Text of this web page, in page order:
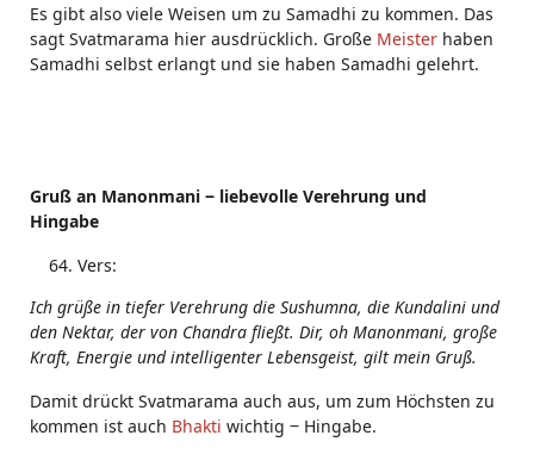
Es gibt also viele Weisen um zu Samadhi zu kommen. Das
sagt Svatmarama hier ausdrücklich. Große Meister haben
Samadhi selbst erlangt und sie haben Samadhi gelehrt.
Gruß an Manonmani ‒ liebevolle Verehrung und
Hingabe
Vers:
Ich grüße in tiefer Verehrung die Sushumna, die Kundalini und
den Nektar, der von Chandra fließt. Dir, oh Manonmani, große
Kraft, Energie und intelligenter Lebensgeist, gilt mein Gruß.
Damit drückt Svatmarama auch aus, um zum Höchsten zu
kommen ist auch Bhakti wichtig ‒ Hingabe.